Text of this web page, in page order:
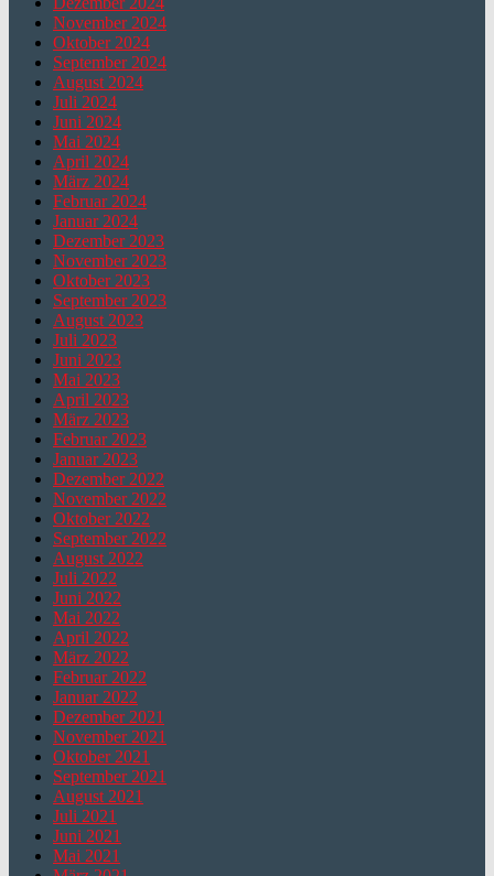
November 2024
Oktober 2024
September 2024
August 2024
Juli 2024
Juni 2024
Mai 2024
April 2024
März 2024
Februar 2024
Januar 2024
Dezember 2023
November 2023
Oktober 2023
September 2023
August 2023
Juli 2023
Juni 2023
Mai 2023
April 2023
März 2023
Februar 2023
Januar 2023
Dezember 2022
November 2022
Oktober 2022
September 2022
August 2022
Juli 2022
Juni 2022
Mai 2022
April 2022
März 2022
Februar 2022
Januar 2022
Dezember 2021
November 2021
Oktober 2021
September 2021
August 2021
Juli 2021
Juni 2021
Mai 2021